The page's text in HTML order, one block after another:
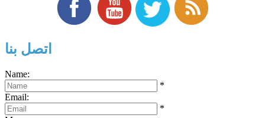
اتصل بنا
Name:
*
Email:
*